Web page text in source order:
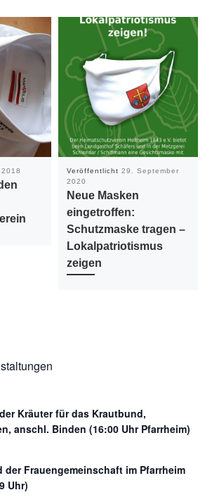
Veröffentlicht 29. September
2020
Neue Masken
eingetroffen:
Schutzmaske tragen –
Lokalpatriotismus
zeigen
Kräuter für das Krautbund,
anschl. Binden (16:00 Uhr Pfarrheim)
der Frauengemeinschaft im Pfarrheim
Uhr)